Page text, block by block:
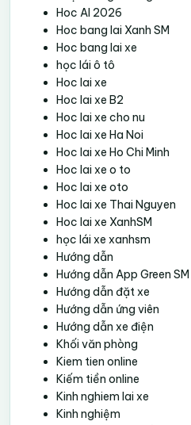
Hoc AI 2026
Hoc bang lai Xanh SM
Hoc bang lai xe
học lái ô tô
Hoc lai xe
Hoc lai xe B2
Hoc lai xe cho nu
Hoc lai xe Ha Noi
Hoc lai xe Ho Chi Minh
Hoc lai xe o to
Hoc lai xe oto
Hoc lai xe Thai Nguyen
Hoc lai xe XanhSM
học lái xe xanhsm
Hướng dẫn
Hướng dẫn App Green SM
Hướng dẫn đặt xe
Hướng dẫn ứng viên
Hướng dẫn xe điện
Khối văn phòng
Kiem tien online
Kiếm tiền online
Kinh nghiem lai xe
Kinh nghiệm